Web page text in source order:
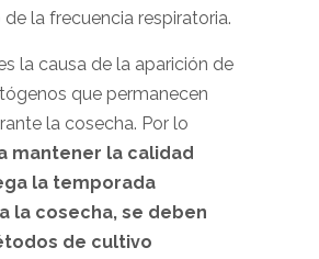
la frecuencia respiratoria.
la causa de la aparición de
que permanecen
la cosecha. Por lo
mantener la calidad
la temporada
la cosecha, se deben
de cultivo